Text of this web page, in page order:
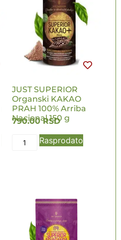
JUST SUPERIOR
Organski KAKAO
PRAH 100% Arriba
Nacional 150 g
790.00RSD
Rasprodato